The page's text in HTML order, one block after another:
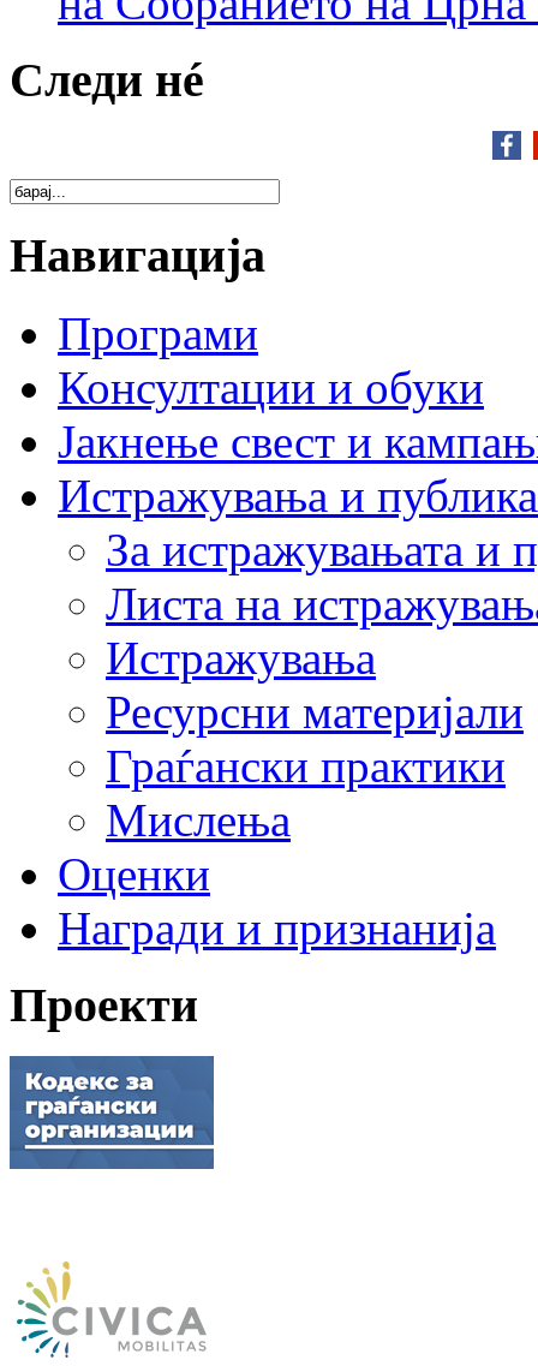
Следи нé
Навигација
Програми
Консултации и обуки
Јакнење свест и
Истражувања и
За истражувањата и
Листа на
Истражувања
Ресурсни материјали
Граѓански практики
Мислења
Оценки
Награди и признанија
Проекти